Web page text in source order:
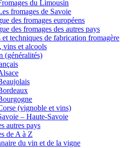
du Limousin
fromages de Savoie
des fromages européens
des fromages des autres pays
et techniques de fabrication fromagère
vins et alcools
(généralités)
(vignoble et vins)
– Haute-Savoie
autres pays
de A à Z
du vin et de la vigne